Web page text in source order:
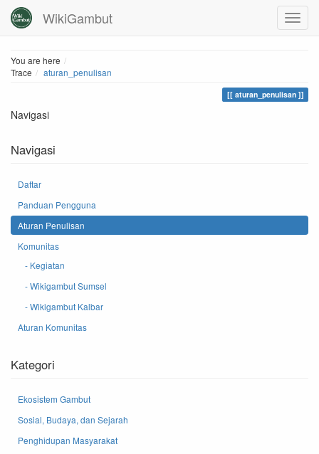
WikiGambut
You are here
Trace
aturan_penulisan
aturan_penulisan
Navigasi
Navigasi
Daftar
Panduan Pengguna
Aturan Penulisan
Komunitas
- Kegiatan
- Wikigambut Sumsel
- Wikigambut Kalbar
Aturan Komunitas
Kategori
Ekosistem Gambut
Sosial, Budaya, dan Sejarah
Penghidupan Masyarakat